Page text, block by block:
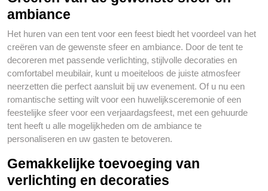
ambiance
Het huren van een tent voor een feest biedt het voordeel van het
creëren van de gewenste sfeer en ambiance. Door de tent te
decoreren met passende verlichting, stijlvolle decoraties en
comfortabel meubilair, kunt u moeiteloos de juiste atmosfeer
neerzetten die perfect aansluit bij uw evenement. Of u nu een
romantische setting wilt voor een huwelijksceremonie of een
feestelijke sfeer voor een verjaardagsfeest, met een gehuurde
tent heeft u alle mogelijkheden om de ambiance te
personaliseren en uw gasten te betoveren.
Gemakkelijke toevoeging van
verlichting en decoraties